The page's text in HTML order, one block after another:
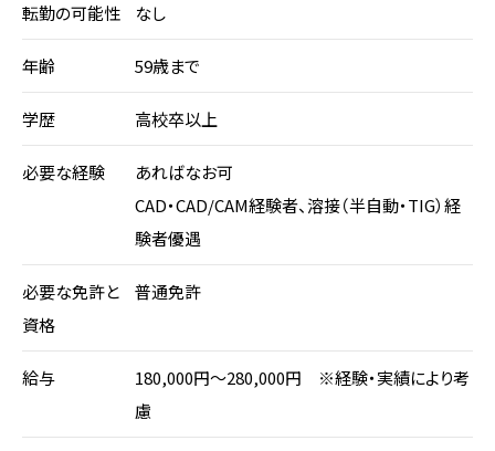
転勤の可能性 なし
年齢 59歳まで
学歴 高校卒以上
必要な経験
あればなお可
CAD・CAD/CAM経験者、溶接（半自動・TIG）経
験者優遇
必要な免許と
資格
普通免許
給与
180,000円～280,000円 ※経験・実績により考
慮